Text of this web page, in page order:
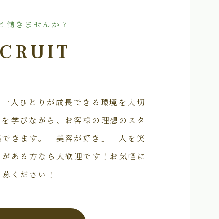
働きませんか？
人ひとりが成長できる環境を大切
学びながら、お客様の理想のスタ
きます。「美容が好き」「人を笑
ある方なら大歓迎です！お気軽に
ください！